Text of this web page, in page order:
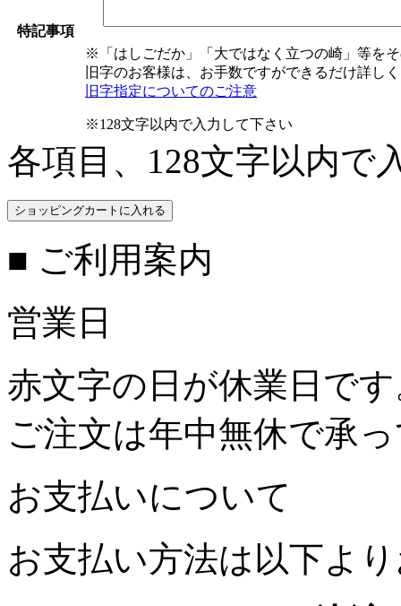
特記事項
※「はしごだか」「大ではなく立つの崎」等を
旧字のお客様は、お手数ですができるだけ詳し
旧字指定についてのご注意
※128文字以内で入力して下さい
各項目、128文字以内で
■ ご利用案内
営業日
赤文字の日が休業日で
ご注文は年中無休で承
お支払いについて
お支払い方法は以下よ